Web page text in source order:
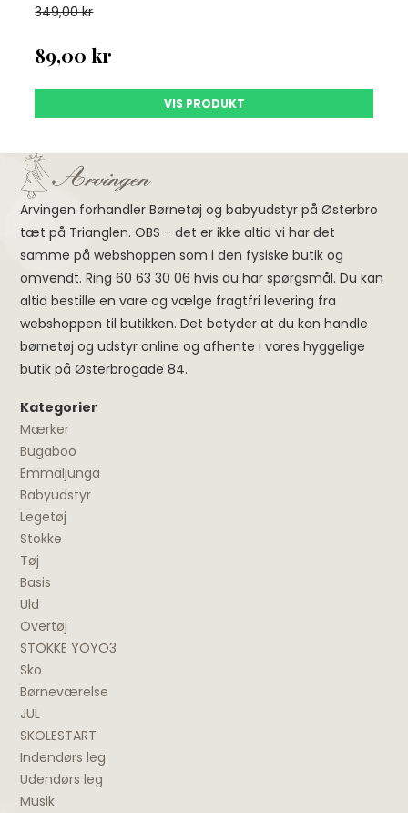
349,00 kr
89,00 kr
VIS PRODUKT
Arvingen forhandler Børnetøj og babyudstyr på Østerbro
tæt på Trianglen. OBS - det er ikke altid vi har det
samme på webshoppen som i den fysiske butik og
omvendt. Ring 60 63 30 06 hvis du har spørgsmål. Du kan
altid bestille en vare og vælge fragtfri levering fra
webshoppen til butikken. Det betyder at du kan handle
børnetøj og udstyr online og afhente i vores hyggelige
butik på Østerbrogade 84.
Kategorier
Mærker
Bugaboo
Emmaljunga
Babyudstyr
Legetøj
Stokke
Tøj
Basis
Uld
Overtøj
STOKKE YOYO3
Sko
Børneværelse
JUL
SKOLESTART
Indendørs leg
Udendørs leg
Musik